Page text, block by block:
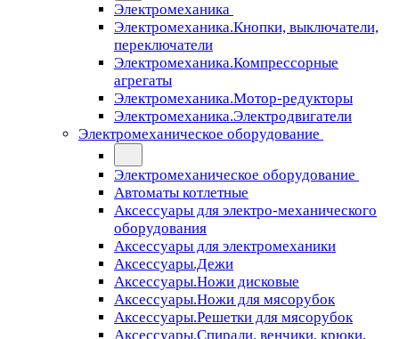
Электромеханика
Электромеханика.Кнопки, выключатели,
переключатели
Электромеханика.Компрессорные
агрегаты
Электромеханика.Мотор-редукторы
Электромеханика.Электродвигатели
Электромеханическое оборудование
Электромеханическое оборудование
Автоматы котлетные
Аксессуары для электро-механического
оборудования
Аксессуары для электромеханики
Аксессуары.Дежи
Аксессуары.Ножи дисковые
Аксессуары.Ножи для мясорубок
Аксессуары.Решетки для мясорубок
Аксессуары.Спирали, венчики, крюки,